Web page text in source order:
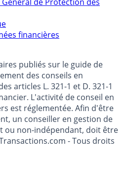
données personnelles
de Protection des
publiés sur le guide de
des conseils en
articles L. 321-1 et D. 321-1
L'activité de conseil en
est réglementée. Afin d'être
un conseiller en gestion de
non-indépendant, doit être